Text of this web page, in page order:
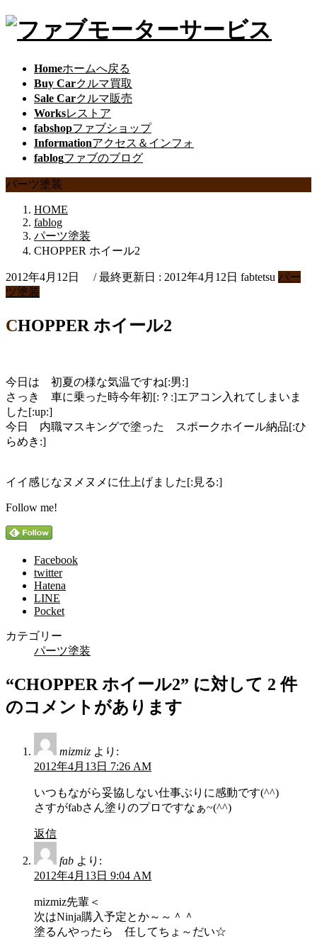
Homeホームへ戻る
Buy Carクルマ買取
Sale Carクルマ販売
Worksレストア
fabshopファブショップ
Informationアクセス＆インフォ
fablogファブのブログ
パーツ塗装
HOME
fablog
パーツ塗装
CHOPPER ホイール2
2012年4月12日 / 最終更新日 : 2012年4月12日 fabtetsu パー
ツ塗装
CHOPPER ホイール2
今日は 初夏の様な気温ですね[:男:]
さっき 車に乗った時今年初[:？:]エアコン入れてしまいま
した[:up:]
今日 内職マスキングで塗った スポークホイール納品[:ひ
らめき:]
イイ感じなヌメヌメに仕上げました[:見る:]
Follow me!
Facebook
twitter
Hatena
LINE
Pocket
カテゴリー
パーツ塗装
“CHOPPER ホイール2” に対して 2 件
のコメントがあります
mizmiz より:
2012年4月13日 7:26 AM
いつもながら妥協しない仕事ぶりに感動です(^^)
さすがfabさん塗りのプロですなぁ~(^^)
返信
fab より:
2012年4月13日 9:04 AM
mizmiz先輩＜
次はNinja購入予定とか～～＾＾
塗るんやったら 任してちょ～だい☆